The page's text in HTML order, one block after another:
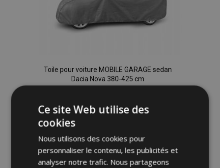
Toile pour voiture MOBILE GARAGE sedan
Dacia Nova 380-425 cm
Ajouter
à la
Ce site Web utilise des
cookies
Nous utilisons des cookies pour
personnaliser le contenu, les publicités et
analyser notre trafic. Nous partageons